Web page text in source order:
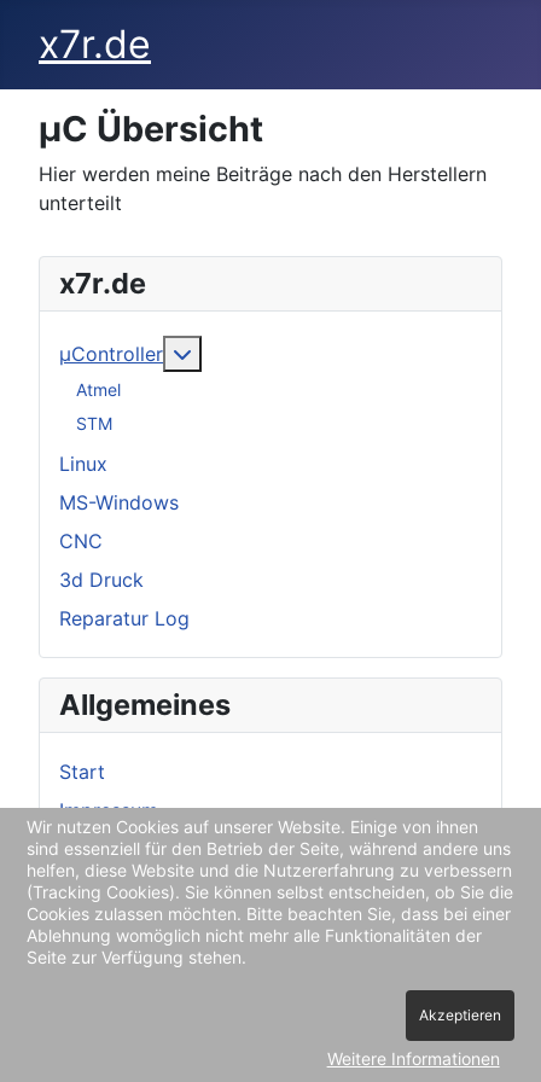
x7r.de
x7r.de
µController
Atmel
STM
Linux
MS-Windows
CNC
3d Druck
Reparatur Log
Allgemeines
Start
Impressum
Datenschutz
µC Übersicht
Hier werden meine Beiträge nach den Herstellern
unterteilt
Wir nutzen Cookies auf unserer Website. Einige von ihnen
sind essenziell für den Betrieb der Seite, während andere uns
helfen, diese Website und die Nutzererfahrung zu verbessern
(Tracking Cookies). Sie können selbst entscheiden, ob Sie die
Cookies zulassen möchten. Bitte beachten Sie, dass bei einer
Ablehnung womöglich nicht mehr alle Funktionalitäten der
Seite zur Verfügung stehen.
Akzeptieren
Weitere Informationen